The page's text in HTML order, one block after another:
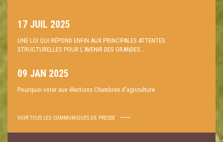
17 JUIL 2025
UNE LOI QUI RÉPOND ENFIN AUX PRINCIPALES ATTENTES
STRUCTURELLES POUR L’AVENIR DES GRANDES…
09 JAN 2025
Pourquoi voter aux élections Chambres d’agriculture
VOIR TOUS LES COMMUNIQUÉS DE PRESSE